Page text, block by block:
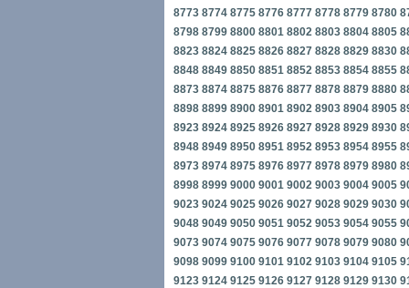
8773 8774 8775 8776 8777 8778 8779 8780
8798 8799 8800 8801 8802 8803 8804 8805
8823 8824 8825 8826 8827 8828 8829 8830
8848 8849 8850 8851 8852 8853 8854 8855
8873 8874 8875 8876 8877 8878 8879 8880
8898 8899 8900 8901 8902 8903 8904 8905
8923 8924 8925 8926 8927 8928 8929 8930
8948 8949 8950 8951 8952 8953 8954 8955
8973 8974 8975 8976 8977 8978 8979 8980
8998 8999 9000 9001 9002 9003 9004 9005
9023 9024 9025 9026 9027 9028 9029 9030
9048 9049 9050 9051 9052 9053 9054 9055
9073 9074 9075 9076 9077 9078 9079 9080
9098 9099 9100 9101 9102 9103 9104 9105
9123 9124 9125 9126 9127 9128 9129 9130